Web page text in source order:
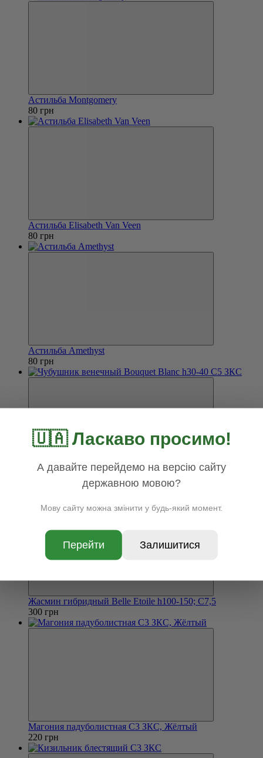
Астильба Montgomery
80 грн
Астильба Elisabeth Van Veen
80 грн
Астильба Amethyst
80 грн
Чубушник венечный Bouquet Blanc h30-40 С5 ЗКС
Жасмин гибридный Belle Etoile h100-150; C7,5
300 грн
Магония падуболистная С3 ЗКС, Жёлтый
220 грн
🇺🇦 Ласкаво просимо!
А давайте перейдемо на версію сайту
державною мовою?
Мову сайту можна змінити у будь-який момент.
Перейти Залишитися